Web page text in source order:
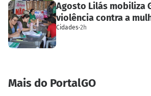
Agosto Lilás mobiliza
violência contra a
Cidades·2h
Mais do PortalGO